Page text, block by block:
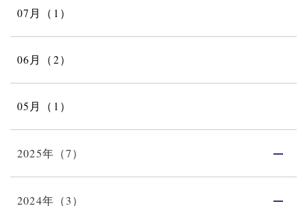
07月（1）
06月（2）
05月（1）
2025年（7）
2024年（3）